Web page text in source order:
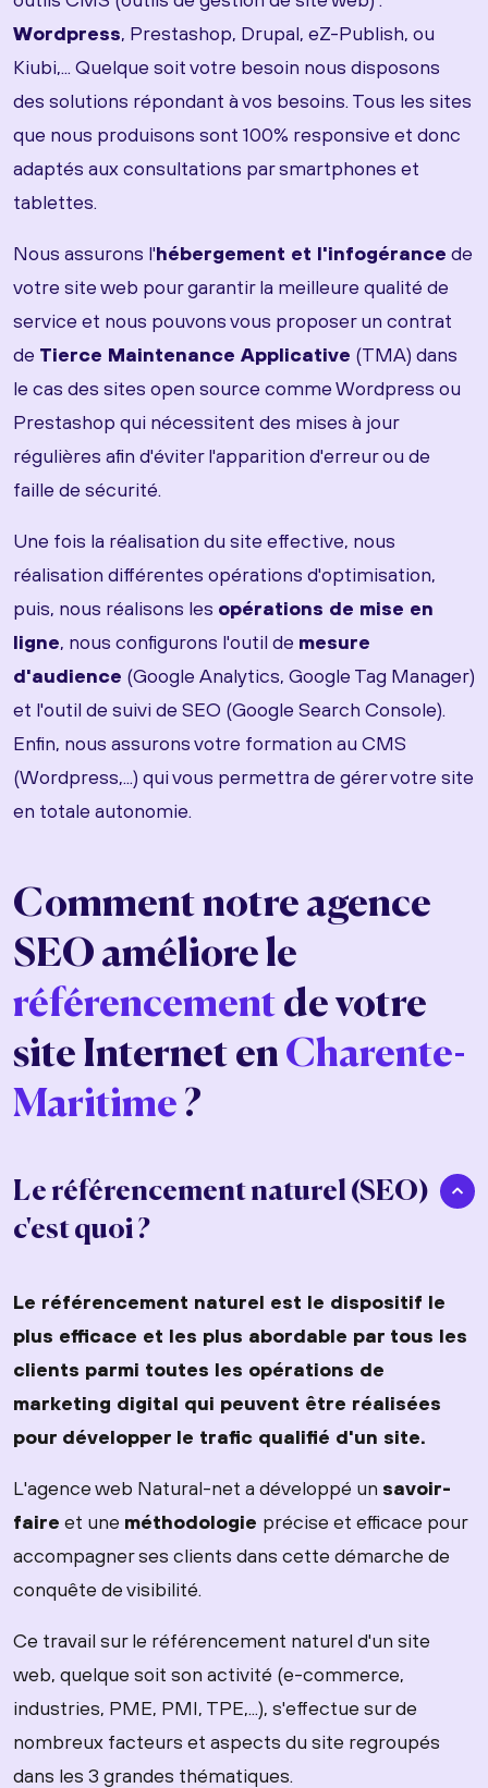
Wordpress, Prestashop, Drupal, eZ-Publish, ou
Kiubi,... Quelque soit votre besoin nous disposons
des solutions répondant à vos besoins. Tous les sites
que nous produisons sont 100% responsive et donc
adaptés aux consultations par smartphones et
tablettes.
Nous assurons l'hébergement et l'infogérance de
votre site web pour garantir la meilleure qualité de
service et nous pouvons vous proposer un contrat
de Tierce Maintenance Applicative (TMA) dans
le cas des sites open source comme Wordpress ou
Prestashop qui nécessitent des mises à jour
régulières afin d'éviter l'apparition d'erreur ou de
faille de sécurité.
Une fois la réalisation du site effective, nous
réalisation différentes opérations d'optimisation,
puis, nous réalisons les opérations de mise en
ligne, nous configurons l'outil de mesure
d'audience (Google Analytics, Google Tag Manager)
et l'outil de suivi de SEO (Google Search Console).
Enfin, nous assurons votre formation au CMS
(Wordpress,...) qui vous permettra de gérer votre site
en totale autonomie.
Comment notre agence
SEO améliore le
référencement de votre
site Internet en Charente-
Maritime ?
Le référencement naturel (SEO)
c'est quoi ?
Le référencement naturel est le dispositif le
plus efficace et les plus abordable par tous les
clients parmi toutes les opérations de
marketing digital qui peuvent être réalisées
pour développer le trafic qualifié d'un site.
L'agence web Natural-net a développé un savoir-
faire et une méthodologie précise et efficace pour
accompagner ses clients dans cette démarche de
conquête de visibilité.
Ce travail sur le référencement naturel d'un site
web, quelque soit son activité (e-commerce,
industries, PME, PMI, TPE,...), s'effectue sur de
nombreux facteurs et aspects du site regroupés
dans les 3 grandes thématiques.